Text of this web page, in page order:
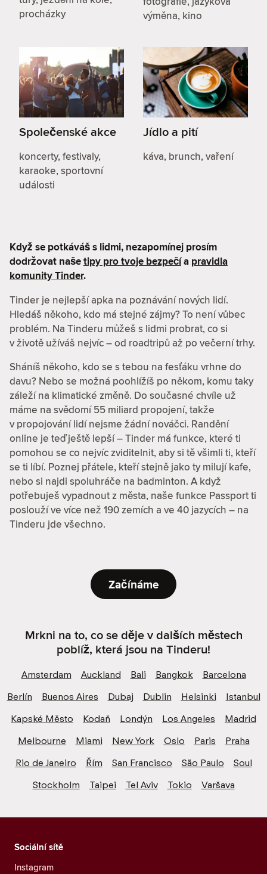
procházky
výměna, kino
Společenské akce
koncerty, festivaly,
karaoke, sportovní
události
Jídlo a pití
káva, brunch, vaření
Když se potkáváš s lidmi, nezapomínej prosím
dodržovat našetipy pro tvoje bezpečía pravidla
komunity Tinder.
Tinder je nejlepší apka na poznávání nových lidí.
Hledáš někoho, kdo má stejné zájmy? To není vůbec
problém. Na Tinderu můžeš s lidmi probrat, co si
v životě užíváš nejvíc – od roadtripů až po večerní trhy.
Sháníš někoho, kdo se s tebou na fesťáku vrhne do
davu? Nebo se možná poohlížíš po někom, komu taky
záleží na klimatické změně. Do současné chvíle už
máme na svědomí 55 miliard propojení, takže
v propojování lidí nejsme žádní nováčci. Randění
online je teď ještě lepší – Tinder má funkce, které ti
pomohou se co nejvíc zviditelnit, aby si tě všimli ti, kteří
se ti líbí. Poznej přátele, kteří stejně jako ty milují kafe,
nebo si najdi spoluhráče na badminton. A když
potřebuješ vypadnout z města, naše funkce Passport ti
poslouží ve více než 190 zemích a ve 40 jazycích – na
Tinderu jde všechno.
Začínáme
Mrkni na to, co se děje v dalších městech
poblíž, která jsou na Tinderu!
Amsterdam Auckland Bali Bangkok
Barcelona
Berlín
Buenos Aires Dubaj Dublin Helsinki
Istanbul
Kapské Město
Kodaň Londýn Los Angeles
Madrid
Melbourne
Miami New York Oslo Paris
Praha
Rio de Janeiro
Řím San Francisco São Paulo
Soul
Stockholm
Taipei Tel Aviv Tokio Varšava
Sociální sítě
Instagram